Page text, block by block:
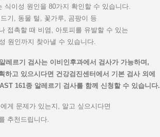
식이성 원인을 80가지 확인할 수 있습니다.
기, 동물 털, 꽃가루, 곰팡이 등
접촉할 때 비염, 아토피를 유발할 수 있는
원인까지 찾아낼 수 있습니다.
레르기 검사는 이비인후과에서 검사가 가능하며,
하고 있으시다면 건강검진센터에서 기본 검사 외에
161종 알레르기 검사를 함께 신청할 수 있습니다.
게 문제가 있는지, 알고 싶으시다면
추천드립니다.